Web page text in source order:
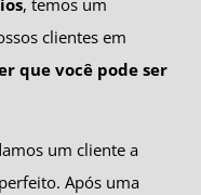
clientes em
que você pode ser
um cliente a
Após uma